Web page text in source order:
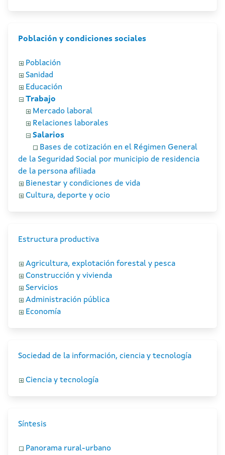
Población y condiciones sociales
Población
Sanidad
Educación
Trabajo
Mercado laboral
Relaciones laborales
Salarios
Bases de cotización en el Régimen General
de la Seguridad Social por municipio de residencia
de la persona afiliada
Bienestar y condiciones de vida
Cultura, deporte y ocio
Estructura productiva
Agricultura, explotación forestal y pesca
Construcción y vivienda
Servicios
Administración pública
Economía
Sociedad de la información, ciencia y tecnología
Ciencia y tecnología
Síntesis
Panorama rural-urbano